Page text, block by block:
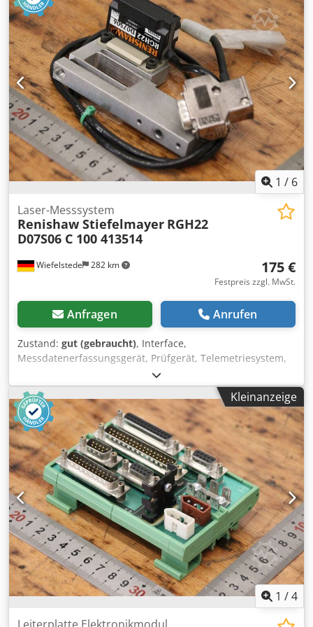
Elektrische Daten Versorgungsspannung: 230 V AC
Frequenz: 50 / 60 Hz Leistungsaufnahme: ca. 1 kW
Abmessungen (ca.) Gesamthöhe: ca. 1.900 mm Stellfläche /
Durchmesser: ca. 1.200 mm Gewicht (ca.) 130 kg Zustand:
gebraucht / used Lieferumfang: (Siehe Bild) Renishaw
Equator™ 500 Messsystem Controller / Industrie-PC
Monitor Tastatur und Maus Grundgestell Zubehör wie auf
den Fotos abgebildet (Änderungen und Irrtümer in den
technischen Daten, Angaben sind vorbehalten!) Weitere
Fragen können wir gerne am Telefon für Sie beantworten.
1 / 6
Wiefelstede 282 km
Laser-Messsystem
Renishaw Stiefelmayer RGH22
D07S06 C 100 413514
175 €
Festpreis zzgl. MwSt.
Anfragen Anrufen
Zustand: gut (gebraucht), Interface,
Messdatenerfassungsgerät, Prüfgerät, Telemetriesystem,
Probe Interface, Laser-Messsystem -Hersteller: Renishaw,
Laser-Messsystem aus Koordinatenmessmaschiene
Stiefelmayer C 100 413514 -Typ: RGH22 D07S06 -
Abmessungen: 130/90/H45 mm -Gewicht: 0,2 kg Cjdpjw S E
E Iefx Acfeha
Kleinanzeige
1 /4